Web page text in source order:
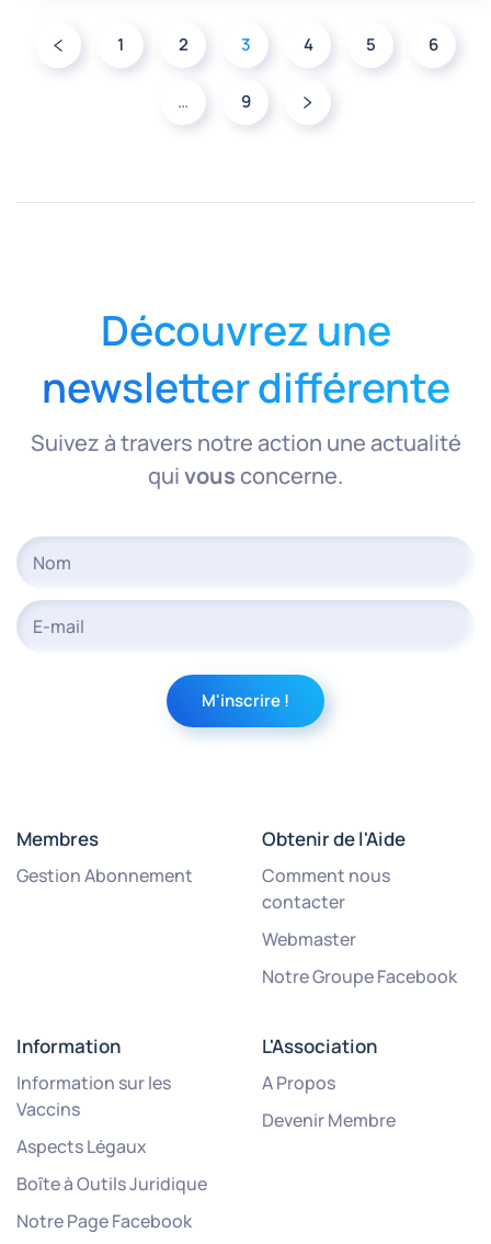
1 2 3 4 5 6
… 9
Découvrez une
newsletter différente
Suivez à travers notre action une actualité
quivousconcerne.
Membres
Gestion Abonnement
Obtenir de l'Aide
Comment nous
contacter
Webmaster
Notre Groupe Facebook
Information
Information sur les
Vaccins
Aspects Légaux
Boîte à Outils Juridique
Notre Page Facebook
L'Association
A Propos
Devenir Membre